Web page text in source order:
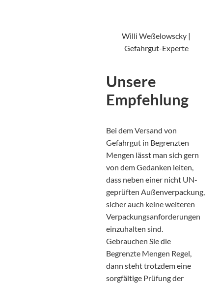
Willi Weßelowscky |
Gefahrgut-Experte
Unsere
Empfehlung
Bei dem Versand von
Gefahrgut in Begrenzten
Mengen lässt man sich gern
von dem Gedanken leiten,
dass neben einer nicht UN-
geprüften Außenverpackung,
sicher auch keine weiteren
Verpackungsanforderungen
einzuhalten sind.
Gebrauchen Sie die
Begrenzte Mengen Regel,
dann steht trotzdem eine
sorgfältige Prüfung der